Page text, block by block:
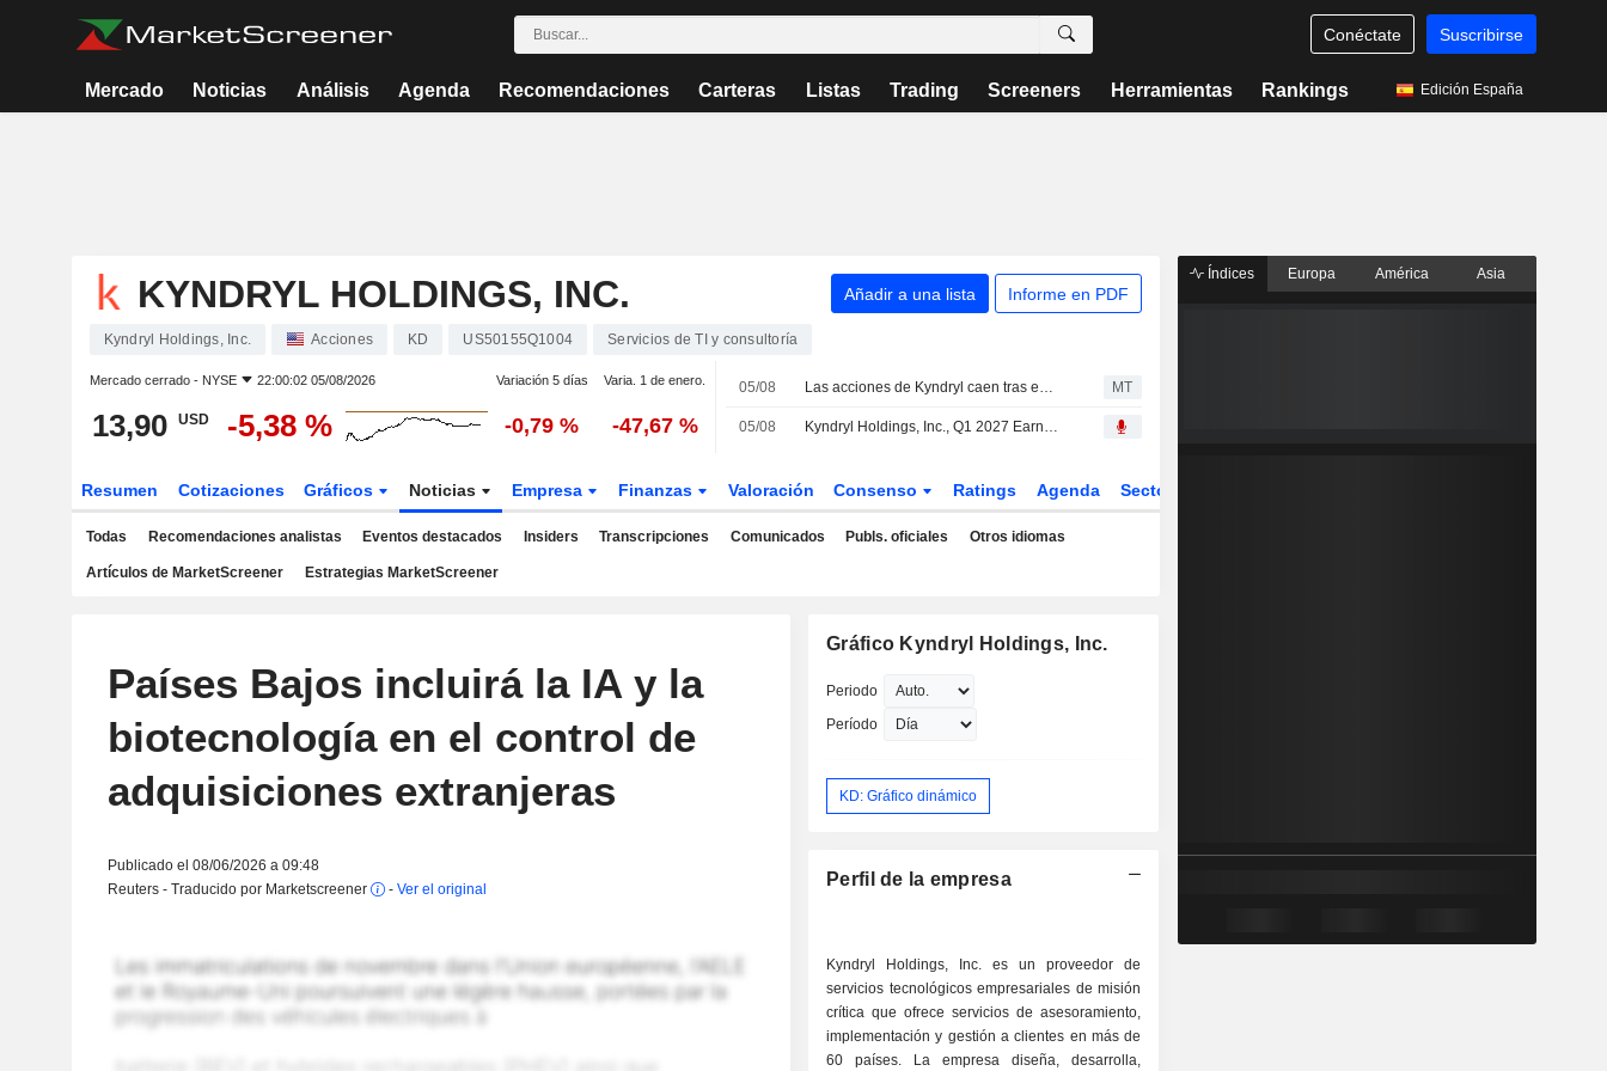
Conéctate Suscribirse
Mercado Noticias Análisis Agenda Recomendaciones Carteras Listas Trading Screeners Herramientas Rankings Edición España
KYNDRYL HOLDINGS, INC. Añadir a una lista Informe en PDF
Kyndryl Holdings, Inc. Acciones KD US50155Q1004 Servicios de TI y consultoría
Mercado cerrado - NYSE 22:00:02 05/08/2026 Variación 5 días Varia. 1 de enero.
13,90 USD -5,38 % -0,79 % -47,67 %
05/08 Las acciones de Kyndryl caen tras entrar en pérdidas en su primer trimestre fiscal MT
05/08 Kyndryl Holdings, Inc., Q1 2027 Earnings Call, Aug 05, 2026
Resumen Cotizaciones Gráficos Noticias Empresa Finanzas Valoración Consenso Ratings Agenda Sector
Todas Recomendaciones analistas Eventos destacados Insiders Transcripciones Comunicados Publs. oficiales Otros idiomas
Artículos de MarketScreener Estrategias MarketScreener
Países Bajos incluirá la IA y la
biotecnología en el control de
adquisiciones extranjeras
Publicado el 08/06/2026 a 09:48
Reuters - Traducido por Marketscreener
- Ver el original
Gráfico Kyndryl Holdings, Inc.
Periodo
Período
KD: Gráfico dinámico
Perfil de la empresa
Kyndryl Holdings, Inc. es un proveedor de
servicios tecnológicos empresariales de misión
crítica que ofrece servicios de asesoramiento,
implementación y gestión a clientes en más de
60 países. La empresa diseña, desarrolla,
Índices Europa América Asia